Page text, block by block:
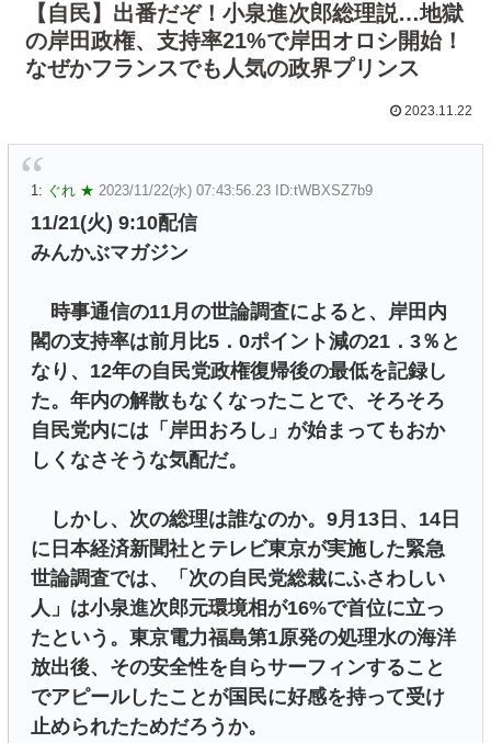
【自民】出番だぞ！小泉進次郎総理説…地獄
の岸田政権、支持率21%で岸田オロシ開始！
なぜかフランスでも人気の政界プリンス
2023.11.22
1: ぐれ ★ 2023/11/22(水) 07:43:56.23 ID:tWBXSZ7b9
11/21(火) 9:10配信
みんかぶマガジン
時事通信の11月の世論調査によると、岸田内
閣の支持率は前月比5．0ポイント減の21．3％と
なり、12年の自民党政権復帰後の最低を記録し
た。年内の解散もなくなったことで、そろそろ
自民党内には「岸田おろし」が始まってもおか
しくなさそうな気配だ。
しかし、次の総理は誰なのか。9月13日、14日
に日本経済新聞社とテレビ東京が実施した緊急
世論調査では、「次の自民党総裁にふさわしい
人」は小泉進次郎元環境相が16%で首位に立っ
たという。東京電力福島第1原発の処理水の海洋
放出後、その安全性を自らサーフィンすること
でアピールしたことが国民に好感を持って受け
止められたためだろうか。